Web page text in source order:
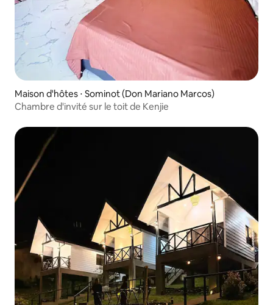
Maison d'hôtes ⋅ Sominot (Don Mariano Marcos)
Chambre d'invité sur le toit de Kenjie